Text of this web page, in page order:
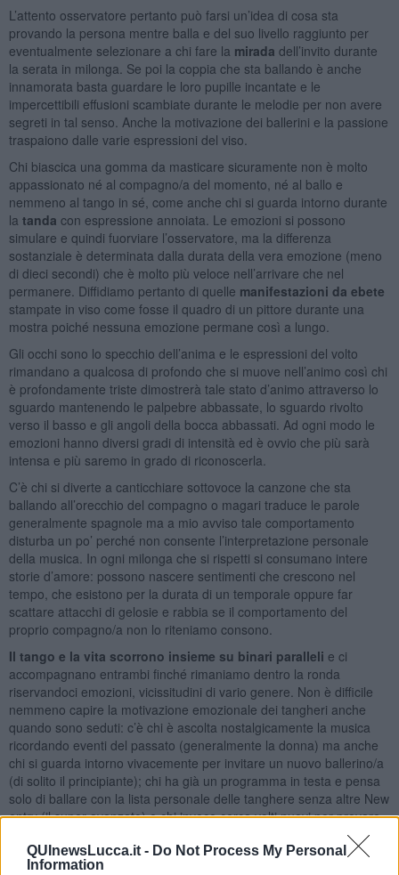
QUInewsLucca.it - Do Not Process My Personal
Information
L’attento osservatore pertanto può farsi un’idea di cosa sta
provando la persona mentre balla e del suo livello raggiunto per
eventualmente selezionare a chi fare la mirada dell’invito durante
la serata in milonga. Se poi la coppia che sta ballando è anche
innamorata basta guardare le loro pupille incantate e le
impercettibili effusioni scambiate durante le melodie per non avere
segreti in tal senso. Anche la motivazione dei ballerini e la passione
traspaiono dalle varie espressioni del viso.
Chi biascica una gomma da masticare sicuramente non è molto
appassionato né al compagno/a del momento, né al ballo e
nemmeno al tango in sé, come anche chi si guarda intorno durante
la tanda con espressione annoiata. Le emozioni si possono
simulare e quindi fuorviare l’osservatore, ma la differenza
sostanziale è determinata dalla durata della vera emozione (meno
di dieci secondi) che è molto più veloce nell’arrivare che nel
permanere. Diffidiamo pertanto di quelle manifestazioni da ebete
stampate in viso come fosse il quadro di un pittore durante una
mostra poiché nessuna emozione permane così a lungo.
Gli occhi sono lo specchio dell’anima e le espressioni del volto
rimandano a qualcosa di profondo che si muove nell’animo così chi
è profondamente triste dimostrerà tale stato d’animo attraverso lo
sguardo mantenendo le palpebre abbassate, lo sguardo rivolto
verso il basso e gli angoli della bocca abbassati. Ad ogni modo le
emozioni hanno diversi gradi di intensità ed è ovvio che più sarà
intensa e più saremo in grado di riconoscerla.
C’è chi si diverte a canticchiare sottovoce la canzone che sta
ballando all’orecchio del compagno o magari traduce le parole
generalmente spagnole ma a mio avviso tale comportamento
disturba un po’ perché non consente l’interpretazione personale
della musica. In ogni milonga che si rispetti si consumano intere
storie d’amore: possono nascere sentimenti che crescono nel
tempo, che esistono per la durata di un temporale oppure far
scattare attacchi di gelosie e rabbia se il comportamento del
proprio compagno/a non lo riteniamo consono.
Il tango e la vita scorrono insieme su binari paralleli e ci
accompagnano entrambi finché rimaniamo dentro la ronda
riservandoci emozioni, vicissitudini di vario genere. Non è difficile
nemmeno capire la motivazione emozionale dei tangheri anche
quando sono seduti: c’è chi è ascolta nostalgicamente la musica
ricordando eventi del passato (generalmente la donna) ma anche
chi si guarda intorno vivacemente per invitare un nuovo ballerino/a
(di solito il principiante); chi ha già un programma in testa e pensa
solo di ballare con la lista personale delle tanghere senza altre New
entry (il super avanzato) e chi invece cerca volti nuovi per provare
La musica del tango è per natura nostalgica e pertanto ben si